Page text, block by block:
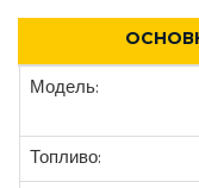
Модель:
Топливо: